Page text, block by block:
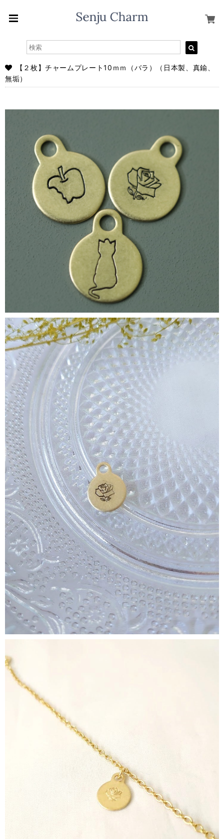
【２枚】チャームプレート10ｍｍ（バラ）（日本製、真鍮、
無垢）